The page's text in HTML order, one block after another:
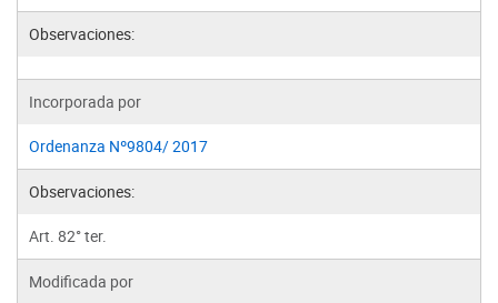
Observaciones:
Incorporada por
Ordenanza Nº9804/ 2017
Observaciones:
Art. 82° ter.
Modificada por